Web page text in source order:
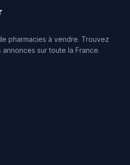
pharmacies à vendre. Trouvez
sur toute la France.